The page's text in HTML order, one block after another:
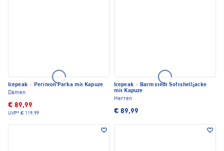
Icepeak · Perinton Parka mit Kapuze
Damen
€ 89,99
UVP* € 119,99
Icepeak · Barmstedt Softshelljacke
mit Kapuze
Herren
€ 89,99